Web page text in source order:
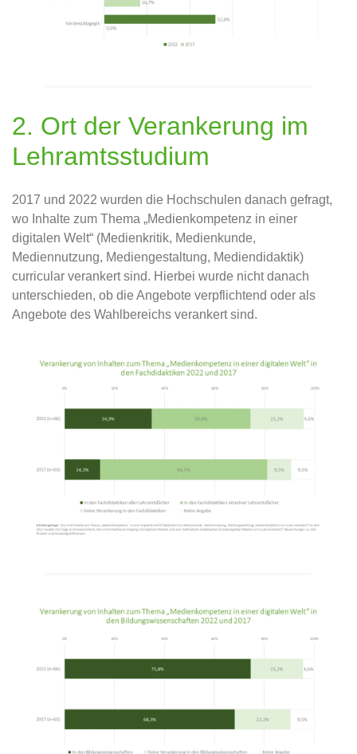
2. Ort der Verankerung im
Lehramtsstudium
2017 und 2022 wurden die Hochschulen danach gefragt,
wo Inhalte zum Thema „Medienkompetenz in einer
digitalen Welt“ (Medienkritik, Medienkunde,
Mediennutzung, Mediengestaltung, Mediendidaktik)
curricular verankert sind. Hierbei wurde nicht danach
unterschieden, ob die Angebote verpflichtend oder als
Angebote des Wahlbereichs verankert sind.